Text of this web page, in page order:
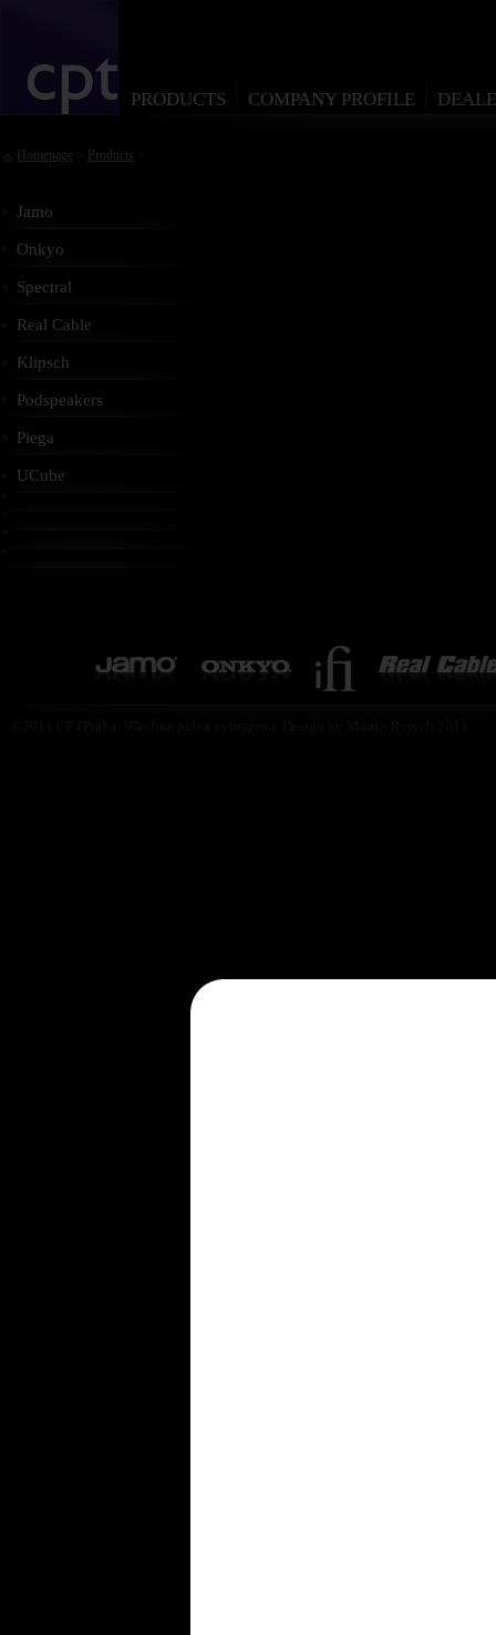
PRODUCTS COMPANY PROFILE
Homepage Products
Jamo
Onkyo
Spectral
Real Cable
Klipsch
Podspeakers
Piega
UCube